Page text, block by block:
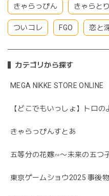
きゃらっぴん きゃらと
ついコレ FGO 恋と
カテゴリから探す
MEGA NIKKE STORE ONLINE
【どこでもいっしょ】トロ
きゃらっぴんすとあ
五等分の花嫁∽〜未来の五つ
東京ゲームショウ2025 事後